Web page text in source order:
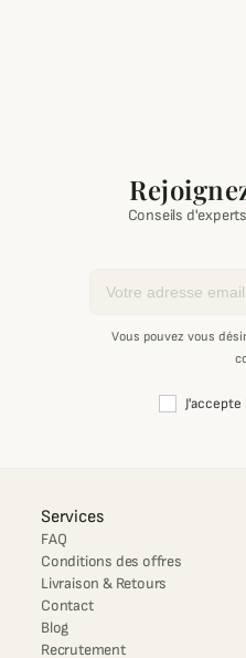
Conseils
Vous pouvez vous
Services
FAQ
Conditions des offres
Livraison & Retours
Contact
Blog
Recrutement